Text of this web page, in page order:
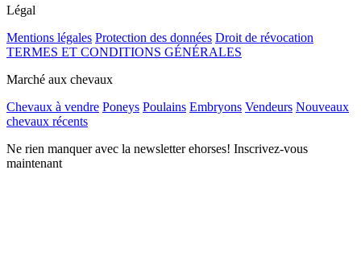
Légal
Mentions légales Protection des données Droit de révocation
TERMES ET CONDITIONS GÉNÉRALES
Marché aux chevaux
Chevaux à vendre Poneys Poulains Embryons Vendeurs Nouveaux
chevaux récents
Ne rien manquer avec la newsletter ehorses! Inscrivez-vous
maintenant